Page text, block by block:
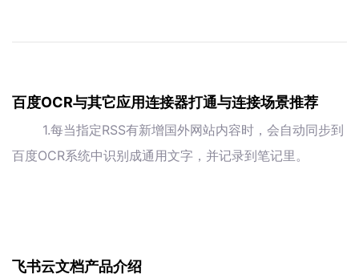
百度OCR与其它应用连接器打通与连接场景推荐
1.每当指定RSS有新增国外网站内容时，会自动同步到
百度OCR系统中识别成通用文字，并记录到笔记里。
飞书云文档产品介绍